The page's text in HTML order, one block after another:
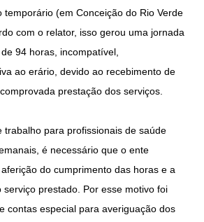
temporário (em Conceição do Rio Verde
com o relator, isso gerou uma jornada
94 horas, incompatível,
ao erário, devido ao recebimento de
prestação dos serviços.
trabalho para profissionais de saúde
é necessário que o ente
do cumprimento das horas e a
serviço prestado. Por esse motivo foi
contas especial para averiguação dos